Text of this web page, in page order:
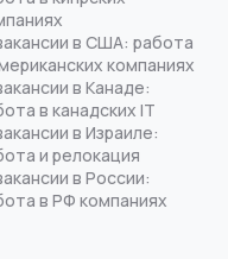
в США: работа
компаниях
в Канаде:
в канадских IT
в Израиле:
и релокация
в России:
в РФ компаниях